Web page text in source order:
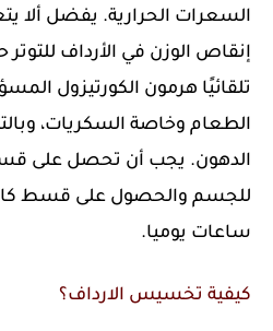
السعرات الحرارية. يفضل ألا
إنقاص الوزن في الأرداف
تلقائيًا هرمون الكورتيزول
الطعام وخاصة السكريات،
الدهون. يجب أن تحصل على
ساعات يوميا.
كيفية تخسيس الارداف؟